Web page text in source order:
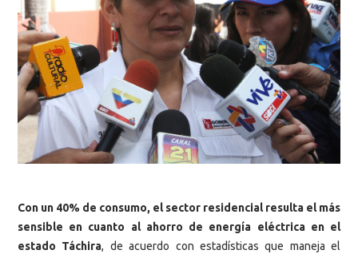
Con un 40% de consumo, el sector residencial resulta el más
sensible en cuanto al ahorro de energía eléctrica en el
estado Táchira, de acuerdo con estadísticas que maneja el